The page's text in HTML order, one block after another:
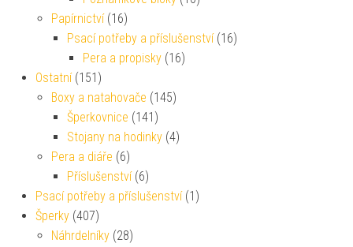
Papírnictví (16)
Psací potřeby a příslušenství (16)
Pera a propisky (16)
Ostatní (151)
Boxy a natahovače (145)
Šperkovnice (141)
Stojany na hodinky (4)
Pera a diáře (6)
Příslušenství (6)
Psací potřeby a příslušenství (1)
Šperky (407)
Náhrdelníky (28)